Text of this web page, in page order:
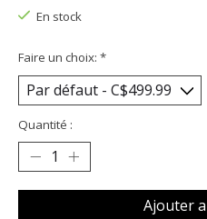
En stock
Faire un choix: *
Quantité :
Ajouter